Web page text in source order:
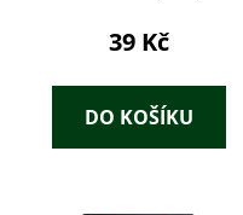
39 Kč
DO KOŠÍKU